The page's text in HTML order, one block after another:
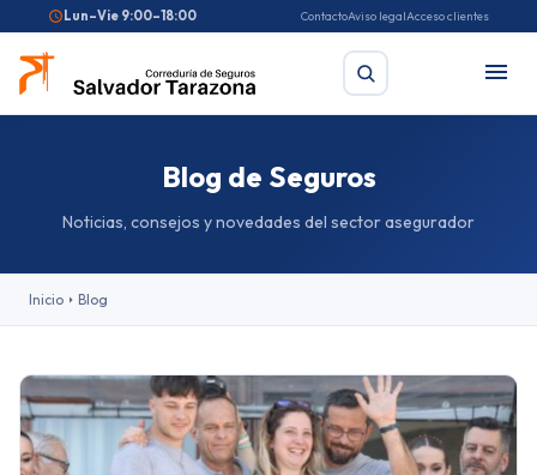
Lun–Vie 9:00–18:00 ContactoAviso legalAcceso clientes
Búsquedas frecuentes: Seguro de coche
Seguro de hogar
Seguro de salud
Blog de Seguros
Noticias, consejos y novedades del sector asegurador
Inicio Blog